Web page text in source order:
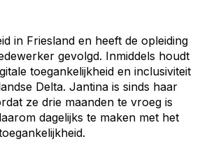
in Friesland en heeft de opleiding
gevolgd. Inmiddels houdt
toegankelijkheid en inclusiviteit
Delta. Jantina is sinds haar
ze drie maanden te vroeg is
dagelijks te maken met het